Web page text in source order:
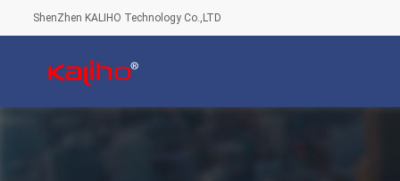
ShenZhen KALIHO Technology Co.,LTD